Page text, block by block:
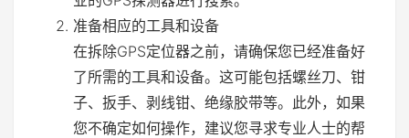
准备相应的工具和设备
在拆除GPS定位器之前，请确保您已经准备好
了所需的工具和设备。这可能包括螺丝刀、钳
子、扳手、剥线钳、绝缘胶带等。此外，如果
您不确定如何操作，建议您寻求专业人士的帮